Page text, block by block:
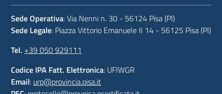
Sede Operativa: Via Nenni n. 30 - 56124 Pisa (PI)
Sede Legale: Piazza Vittorio Emanuele II 14 - 56125 Pisa (PI)
Tel. +39 050 929111
Codice IPA Fatt. Elettronica: UFIWGR
Email: urp@provincia.pisa.it